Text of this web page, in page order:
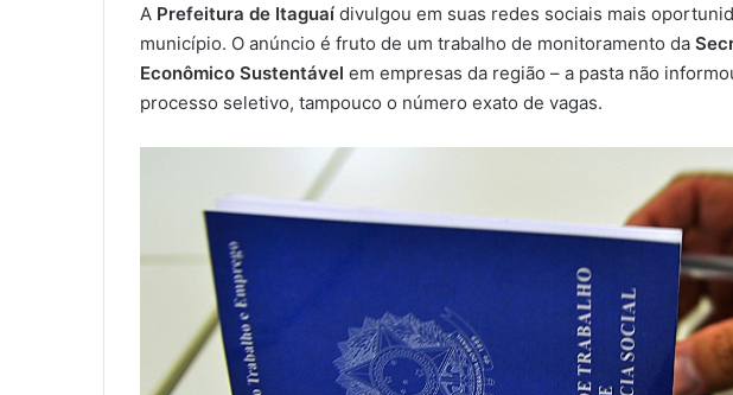
m
e
-
m
l
A Prefeitura de Itaguaí divulgou em suas redes sociais mais
município. O anúncio é fruto de um trabalho de monitoramento da
Econômico Sustentável em empresas da região – a pasta não
processo seletivo, tampouco o número exato de vagas.